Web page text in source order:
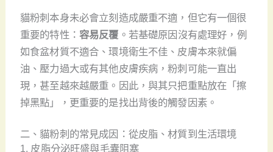
貓粉刺本身未必會立刻造成嚴重不適，但它有一個很
重要的特性： 容易反覆 。若基礎原因沒有處理好，例
如食盆材質不適合、環境衛生不佳、皮膚本來就偏
油、壓力過大或有其他皮膚疾病，粉刺可能一直出
現，甚至越來越嚴重。因此，與其只把重點放在「擦
掉黑點」，更重要的是找出背後的觸發因素。
二、貓粉刺的常見成因：從皮脂、材質到生活環境
1. 皮脂分泌旺盛與毛囊阻塞